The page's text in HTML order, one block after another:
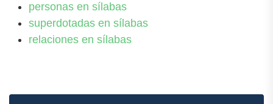
personas en sílabas
superdotadas en sílabas
relaciones en sílabas